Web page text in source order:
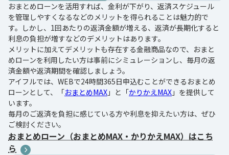
おまとめローンを活用すれば、金利が下がり、返済スケジュール
を管理しやすくなるなどのメリットを得られることは魅力的で
す。しかし、1回あたりの返済金額が増える、返済が長期化すると
利息の負担が増すなどのデメリットはあります。
メリットに加えてデメリットも存在する金融商品なので、おまと
めローンを利用したい方は事前にシミュレーションし、毎月の返
済金額や返済期間を確認しましょう。
アイフルでは、WEBで24時間365日申込むことができるおまとめ
ローンとして、「おまとめMAX 」と「かりかえMAX 」を提供して
います。
毎月のご返済を負担に感じている方や利息を抑えたい方は、ぜひ
ご検討ください。
おまとめローン（おまとめMAX・かりかえMAX）はこち
ら